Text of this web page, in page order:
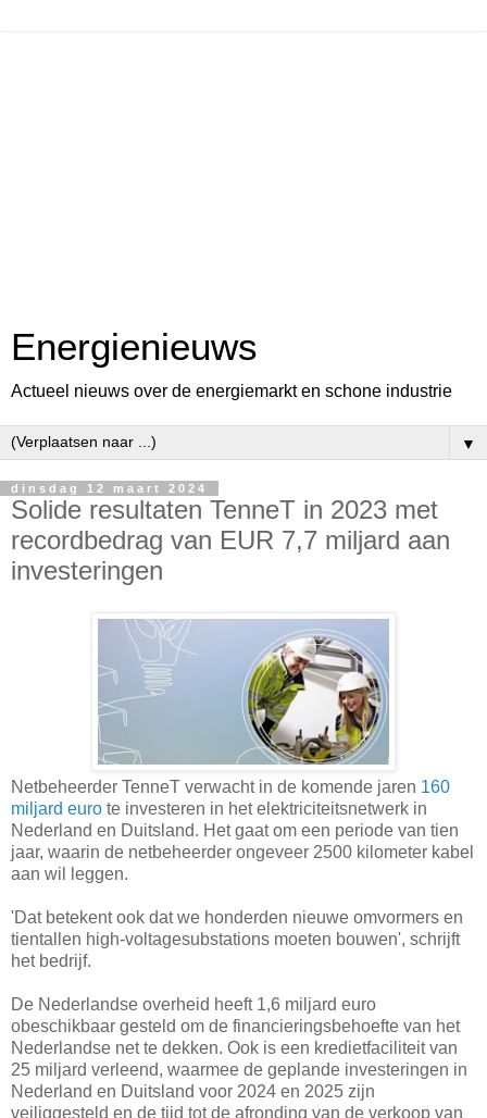
Energienieuws
Actueel nieuws over de energiemarkt en schone industrie
▼
dinsdag 12 maart 2024
Solide resultaten TenneT in 2023 met
recordbedrag van EUR 7,7 miljard aan
investeringen
Netbeheerder TenneT verwacht in de komende jaren 160
miljard euro te investeren in het elektriciteitsnetwerk in
Nederland en Duitsland. Het gaat om een periode van tien
jaar, waarin de netbeheerder ongeveer 2500 kilometer kabel
aan wil leggen.
'Dat betekent ook dat we honderden nieuwe omvormers en
tientallen high-voltagesubstations moeten bouwen', schrijft
het bedrijf.
De Nederlandse overheid heeft 1,6 miljard euro
obeschikbaar gesteld om de financieringsbehoefte van het
Nederlandse net te dekken. Ook is een kredietfaciliteit van
25 miljard verleend, waarmee de geplande investeringen in
Nederland en Duitsland voor 2024 en 2025 zijn
veiliggesteld en de tijd tot de afronding van de verkoop van